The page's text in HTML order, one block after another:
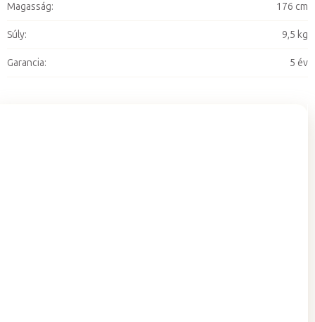
Magasság: 176 cm
Súly: 9,5 kg
Garancia: 5 év